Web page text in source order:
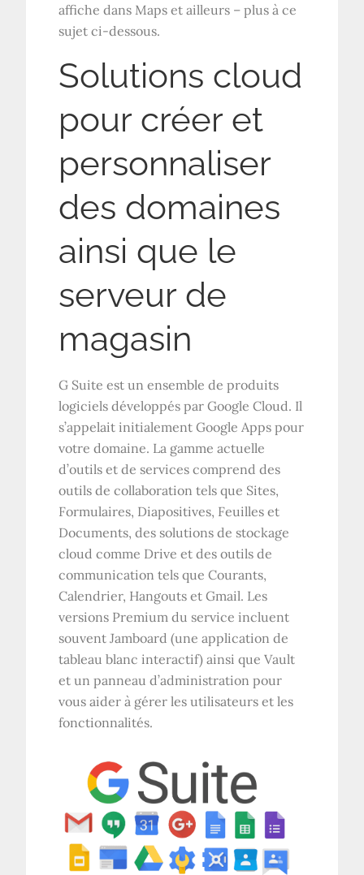
affiche dans Maps et ailleurs – plus à ce
sujet ci-dessous.
Solutions cloud
pour créer et
personnaliser
des domaines
ainsi que le
serveur de
magasin
G Suite est un ensemble de produits
logiciels développés par Google Cloud. Il
s’appelait initialement Google Apps pour
votre domaine. La gamme actuelle
d’outils et de services comprend des
outils de collaboration tels que Sites,
Formulaires, Diapositives, Feuilles et
Documents, des solutions de stockage
cloud comme Drive et des outils de
communication tels que Courants,
Calendrier, Hangouts et Gmail. Les
versions Premium du service incluent
souvent Jamboard (une application de
tableau blanc interactif) ainsi que Vault
et un panneau d’administration pour
vous aider à gérer les utilisateurs et les
fonctionnalités.